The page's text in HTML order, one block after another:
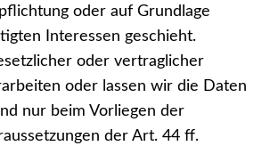
oder auf Grundlage
Interessen geschieht.
oder vertraglicher
oder lassen wir die Daten
nur beim Vorliegen der
der Art. 44 ff.